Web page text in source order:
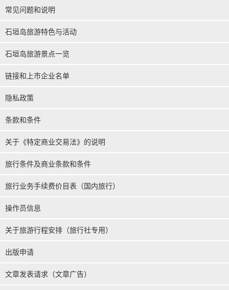
常见问题和说明
石垣岛旅游特色与活动
石垣岛旅游景点一览
链接和上市企业名单
隐私政策
条款和条件
关于《特定商业交易法》的说明
旅行条件及商业条款和条件
旅行业务手续费价目表（国内旅行）
操作员信息
关于旅游行程安排（旅行社专用）
出版申请
文章发表请求（文章广告）